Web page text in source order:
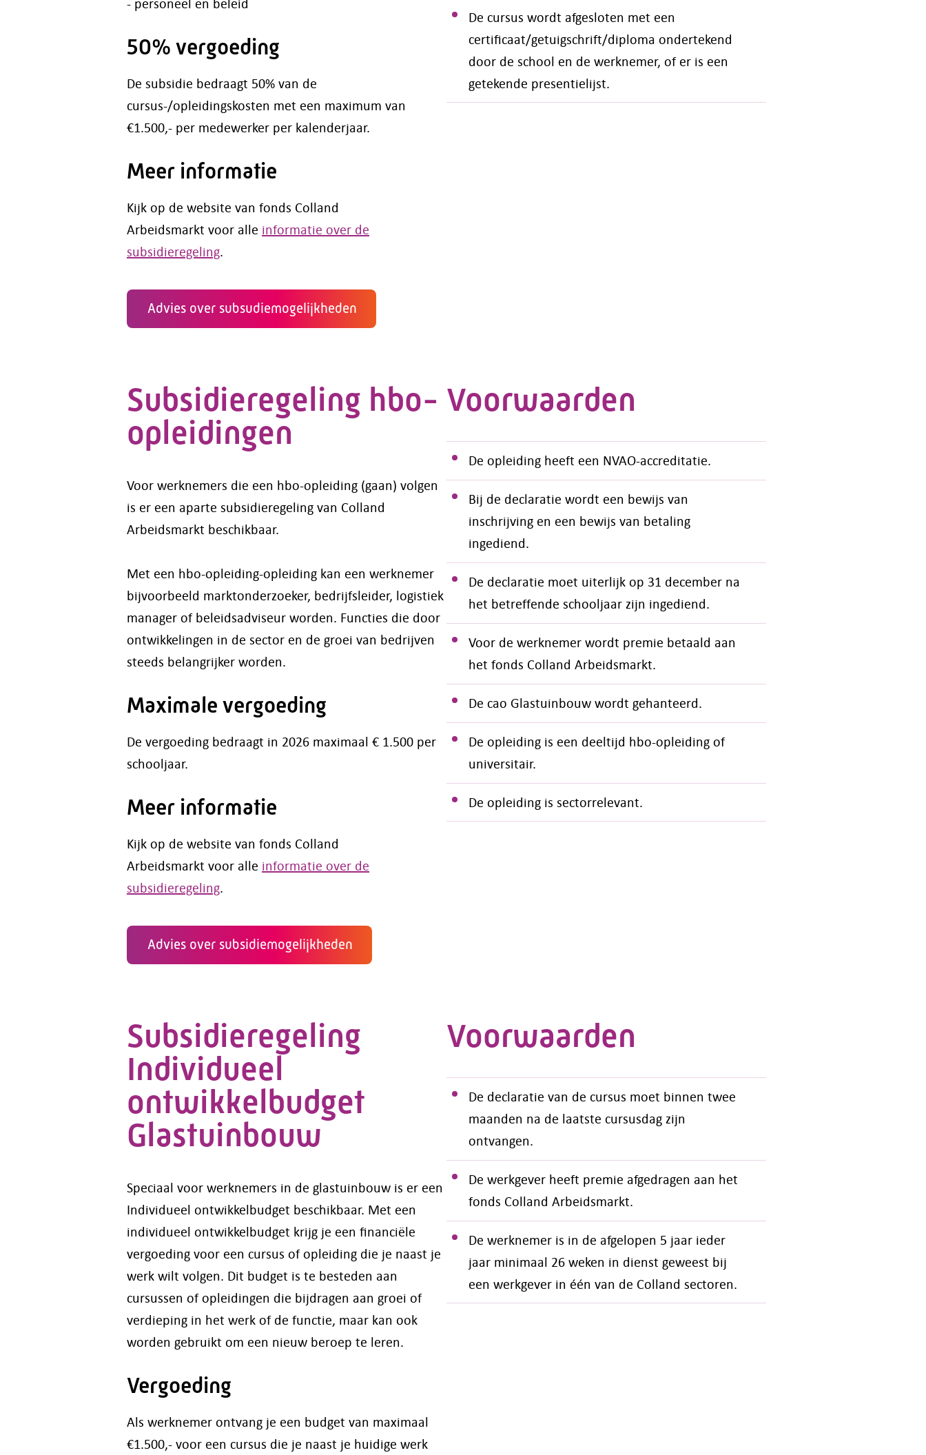
50% vergoeding
De subsidie bedraagt 50% van de
cursus-/opleidingskosten met een maximum van
€1.500,- per medewerker per kalenderjaar.
Meer informatie
Kijk op de website van fonds Colland
Arbeidsmarkt voor alle informatie over de
subsidieregeling.
Advies over subsudiemogelijkheden
De cursus wordt afgesloten met een
certificaat/getuigschrift/diploma ondertekend
door de school en de werknemer, of er is een
getekende presentielijst.
Subsidieregeling hbo-
opleidingen
Voor werknemers die een hbo-opleiding (gaan) volgen
is er een aparte subsidieregeling van Colland
Arbeidsmarkt beschikbaar.
Met een hbo-opleiding-opleiding kan een werknemer
bijvoorbeeld marktonderzoeker, bedrijfsleider, logistiek
manager of beleidsadviseur worden. Functies die door
ontwikkelingen in de sector en de groei van bedrijven
steeds belangrijker worden.
Maximale vergoeding
De vergoeding bedraagt in 2026 maximaal € 1.500 per
schooljaar.
Meer informatie
Kijk op de website van fonds Colland
Arbeidsmarkt voor alle informatie over de
subsidieregeling.
Advies over subsidiemogelijkheden
Voorwaarden
De opleiding heeft een NVAO-accreditatie.
Bij de declaratie wordt een bewijs van
inschrijving en een bewijs van betaling
ingediend.
De declaratie moet uiterlijk op 31 december na
het betreffende schooljaar zijn ingediend.
Voor de werknemer wordt premie betaald aan
het fonds Colland Arbeidsmarkt.
De cao Glastuinbouw wordt gehanteerd.
De opleiding is een deeltijd hbo-opleiding of
universitair.
De opleiding is sectorrelevant.
Subsidieregeling
Individueel
ontwikkelbudget
Glastuinbouw
Speciaal voor werknemers in de glastuinbouw is er een
Individueel ontwikkelbudget beschikbaar. Met een
individueel ontwikkelbudget krijg je een financiële
vergoeding voor een cursus of opleiding die je naast je
werk wilt volgen. Dit budget is te besteden aan
cursussen of opleidingen die bijdragen aan groei of
verdieping in het werk of de functie, maar kan ook
worden gebruikt om een nieuw beroep te leren.
Vergoeding
Als werknemer ontvang je een budget van maximaal
€1.500,- voor een cursus die je naast je huidige werk
Voorwaarden
De declaratie van de cursus moet binnen twee
maanden na de laatste cursusdag zijn
ontvangen.
De werkgever heeft premie afgedragen aan het
fonds Colland Arbeidsmarkt.
De werknemer is in de afgelopen 5 jaar ieder
jaar minimaal 26 weken in dienst geweest bij
een werkgever in één van de Colland sectoren.